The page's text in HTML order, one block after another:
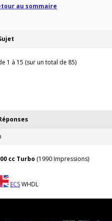
au sommaire
1 à 15 (sur un total de 85)
cc Turbo (1990 Impressions)
ECSWHDL